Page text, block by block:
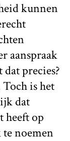
kunnen
aanspraak
precies?
is het
dat
heeft op
noemen